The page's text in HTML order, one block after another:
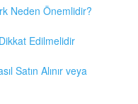
Neden Önemlidir?
Edilmelidir
Satın Alınır veya